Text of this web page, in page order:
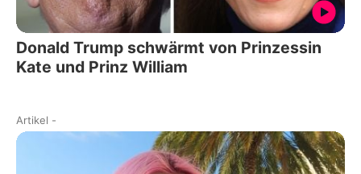
Donald Trump schwärmt von Prinzessin
Kate und Prinz William
Artikel -